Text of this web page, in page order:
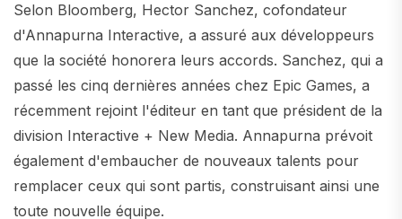
Selon Bloomberg, Hector Sanchez, cofondateur
d'Annapurna Interactive, a assuré aux développeurs
que la société honorera leurs accords. Sanchez, qui a
passé les cinq dernières années chez Epic Games, a
récemment rejoint l'éditeur en tant que président de la
division Interactive + New Media. Annapurna prévoit
également d'embaucher de nouveaux talents pour
remplacer ceux qui sont partis, construisant ainsi une
toute nouvelle équipe.